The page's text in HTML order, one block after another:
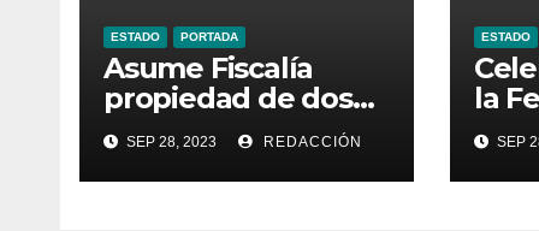
ESTADO PORTADA
Asume Fiscalía
propiedad de dos
inmuebles
utilizados por la
delincuencia
SEP 28, 2023 REDACCIÓN
ESTADO
la
SEP